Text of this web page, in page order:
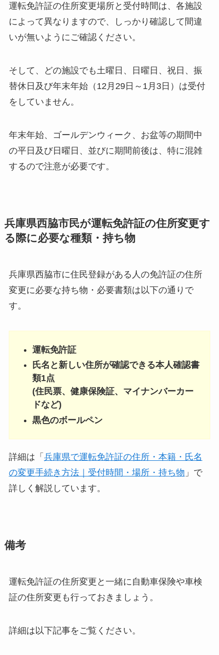
運転免許証の住所変更場所と受付時間は、各施設
によって異なりますので、しっかり確認して間違
いが無いようにご確認ください。
そして、どの施設でも土曜日、日曜日、祝日、振
替休日及び年末年始（12月29日～1月3日）は受付
をしていません。
年末年始、ゴールデンウィーク、お盆等の期間中
の平日及び日曜日、並びに期間前後は、特に混雑
するので注意が必要です。
兵庫県西脇市民が運転免許証の住所変更す
る際に必要な種類・持ち物
兵庫県西脇市に住民登録がある人の免許証の住所
変更に必要な持ち物・必要書類は以下の通りで
す。
運転免許証
氏名と新しい住所が確認できる本人確認書
類1点
(住民票、健康保険証、マイナンバーカー
ドなど)
黒色のボールペン
詳細は「 兵庫県で運転免許証の住所・本籍・氏名
の変更手続き方法｜受付時間・場所・持ち物 」で
詳しく解説しています。
備考
運転免許証の住所変更と一緒に自動車保険や車検
証の住所変更も行っておきましょう。
詳細は以下記事をご覧ください。